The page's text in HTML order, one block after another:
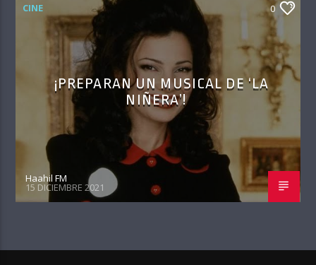
CINE 0
¡PREPARAN UN MUSICAL DE ‘LA
NIÑERA’!
Haahil FM
15 DICIEMBRE 2021